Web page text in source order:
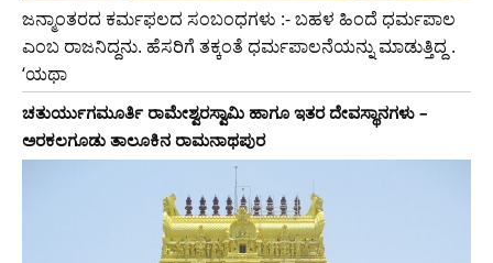
ಜನ್ಮಾಂತರದ ಕರ್ಮಫಲದ ಸಂಬಂಧಗಳು :- ಬಹಳ ಹಿಂದೆ ಧರ್ಮಪಾಲ
ಎಂಬ ರಾಜನಿದ್ದನು. ಹೆಸರಿಗೆ ತಕ್ಕಂತೆ ಧರ್ಮಪಾಲನೆಯನ್ನು ಮಾಡುತ್ತಿದ್ದ .
‘ಯಥಾ
ಚತುರ್ಯುಗಮೂರ್ತಿ ರಾಮೇಶ್ವರಸ್ವಾಮಿ ಹಾಗೂ ಇತರ ದೇವಸ್ಥಾನಗಳು –
ಅರಕಲಗೂಡು ತಾಲೂಕಿನ ರಾಮನಾಥಪುರ